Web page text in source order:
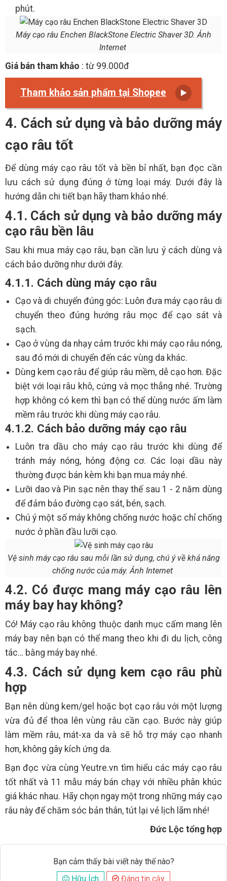
phút.
Máy cạo râu Enchen BlackStone Electric Shaver 3D. Ảnh
Internet
Giá bán tham khảo : từ 99.000đ
Tham khảo sản phẩm tại Shopee
4. Cách sử dụng và bảo dưỡng máy
cạo râu tốt
Để dùng máy cạo râu tốt và bền bỉ nhất, bạn đọc cần
lưu cách sử dụng đúng ở từng loại máy. Dưới đây là
hướng dẫn chi tiết bạn hãy tham khảo nhé.
4.1. Cách sử dụng và bảo dưỡng máy
cạo râu bền lâu
Sau khi mua máy cạo râu, bạn cần lưu ý cách dùng và
cách bảo dưỡng như dưới đây.
4.1.1. Cách dùng máy cạo râu
Cạo và di chuyển đúng góc: Luôn đưa máy cạo râu di
chuyển theo đúng hướng râu mọc để cạo sát và
sạch.
Cạo ở vùng da nhạy cảm trước khi máy cạo râu nóng,
sau đó mới di chuyển đến các vùng da khác.
Dùng kem cạo râu để giúp râu mềm, dễ cạo hơn. Đặc
biệt với loại râu khô, cứng và mọc thẳng nhé. Trường
hợp không có kem thì bạn có thể dùng nước ấm làm
mềm râu trước khi dùng máy cạo râu.
4.1.2. Cách bảo dưỡng máy cạo râu
Luôn tra dầu cho máy cạo râu trước khi dùng để
tránh máy nóng, hỏng động cơ. Các loại dầu này
thường được bán kèm khi bạn mua máy nhé.
Lưỡi dao và Pin sạc nên thay thế sau 1 - 2 năm dùng
để đảm bảo đường cạo sát, bén, sạch.
Chú ý một số máy không chống nước hoặc chỉ chống
nước ở phần đầu lưỡi cạo.
Vệ sinh máy cạo râu sau mỗi lần sử dụng, chú ý về khả năng
chống nước của máy. Ảnh Internet
4.2. Có được mang máy cạo râu lên
máy bay hay không?
Có! Máy cạo râu không thuộc danh mục cấm mang lên
máy bay nên bạn có thể mang theo khi đi du lịch, công
tác… bằng máy bay nhé.
4.3. Cách sử dụng kem cạo râu phù
hợp
Bạn nên dùng kem/gel hoặc bọt cạo râu với một lượng
vừa đủ để thoa lên vùng râu cần cạo. Bước này giúp
làm mềm râu, mát-xa da và sẽ hỗ trợ máy cạo nhanh
hơn, không gây kích ứng da.
Bạn đọc vừa cùng Yeutre.vn tìm hiểu các máy cạo râu
tốt nhất và 11 mẫu máy bán chạy với nhiều phân khúc
giá khác nhau. Hãy chọn ngay một trong những máy cạo
râu này để chăm sóc bản thân, tút lại vẻ lịch lãm nhé!
Đức Lộc tổng hợp
Bạn cảm thấy bài viết này thế nào?
Hữu Ích
Đáng tin cậy